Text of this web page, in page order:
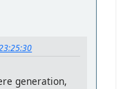
generation,